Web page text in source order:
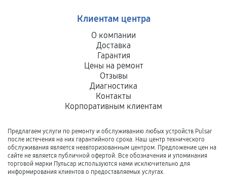
Клиентам центра
О компании
Доставка
Гарантия
Цены на ремонт
Отзывы
Диагностика
Контакты
Корпоративным клиентам
Предлагаем услуги по ремонту и обслуживанию любых устройств Pulsar
после истечения на них гарантийного срока. Наш центр технического
обслуживания является неавторизованным центром. Предложение цен на
сайте не является публичной офертой. Все обозначения и упоминания
торговой марки Пульсар используются нами исключительно для
информирования клиентов о предоставляемых услугах.